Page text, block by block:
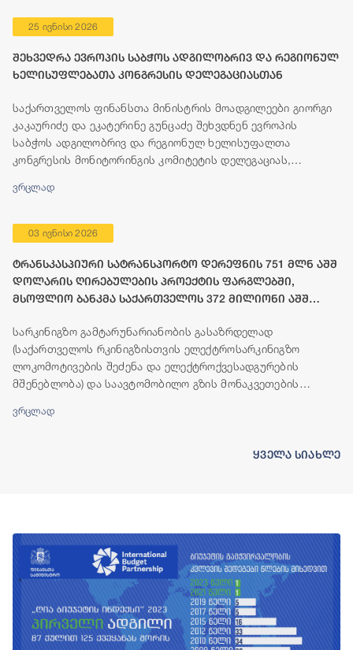
25 ივნისი 2026
შეხვედრა ევროპის საბჭოს ადგილობრივ და რეგიონულ
ხელისუფლებათა კონგრესის დელეგაციასთან
საქართველოს ფინანსთა მინისტრის მოადგილეები გიორგი
კაკაურიძე და ეკატერინე გუნცაძე შეხვდნენ ევროპის
საბჭოს ადგილობრივ და რეგიონულ ხელისუფალთა
კონგრესის მონიტორინგის კომიტეტის დელეგაციას,
პერიოდში იმყოფება თბილისში.
ვრცლად
03 ივნისი 2026
ტრანსკასპიური სატრანსპორტო დერეფნის 751 მლნ აშშ
დოლარის ღირებულების პროექტის ფარგლებში,
მსოფლიო ბანკმა საქართველოს 372 მილიონი აშშ
სარკინიგზო გამტარუნარიანობის გასაზრდელად
(საქართველოს რკინიგზისთვის ელექტროსარკინიგზო
ლოკომოტივების შეძენა და ელექტროქვესადგურების
მშენებლობა) და საავტომობილო გზის მონაკვეთების
მშენებლობისთვის, მსოფლიო ბანკის ჯგუფი საქართველოს
ვრცლად
ყველა სიახლე